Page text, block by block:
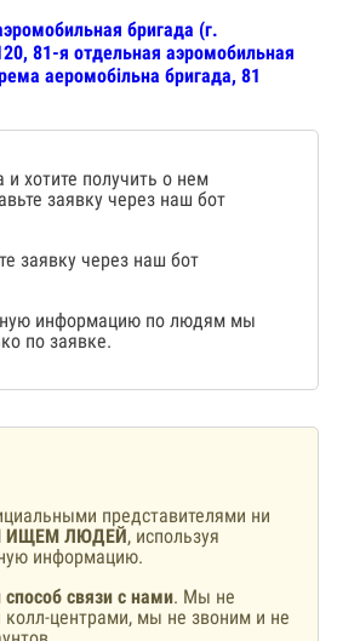
бригада (г.
81-я отдельная аэромобильная
аеромобільна бригада, 81
хотите получить о нем
заявку через наш бот
заявку через наш бот
информацию по людям мы
по заявке.
представителями ни
ИЩЕМ ЛЮДЕЙ, используя
информацию.
связи с нами. Мы не
колл-центрами, мы не звоним и не